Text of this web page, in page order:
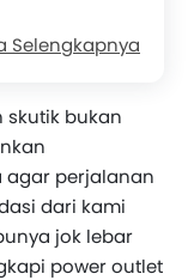
Selengkapnya
bukan
agar perjalanan
dari kami
jok lebar
power outlet